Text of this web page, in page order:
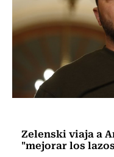
Zelenski viaja a
"mejorar los